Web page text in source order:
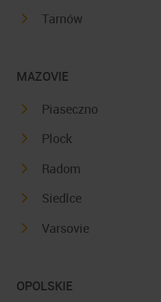
Tarnów
MAZOVIE
Piaseczno
Plock
Radom
Siedlce
Varsovie
OPOLSKIE